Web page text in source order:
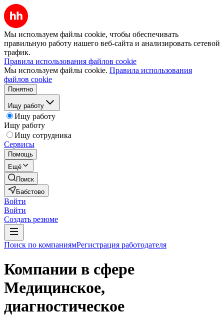
Мы используем файлы cookie, чтобы обеспечивать
правильную работу нашего веб-сайта и анализировать сетевой
трафик.
Правила использования файлов cookie
Мы используем файлы cookie. Правила использования
файлов cookie
Понятно
Ищу работу
Ищу работу
Ищу работу
Ищу сотрудника
Сервисы
Помощь
Ещё
Поиск
Бабстово
Войти
Войти
Создать резюме
Поиск по компаниямРегистрация работодателя
Компании в сфере
Медицинское,
диагностическое